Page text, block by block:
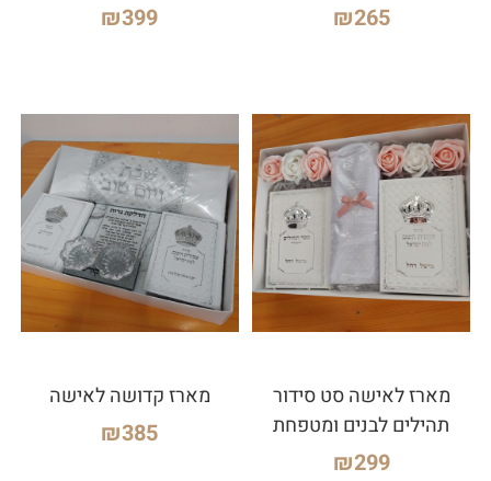
₪265
₪399
מארז לאישה סט סידור
תהילים לבנים ומטפחת
₪299
מארז קדושה לאישה
₪385